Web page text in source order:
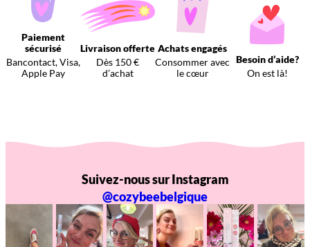
Paiement
sécurisé
Bancontact, Visa,
Apple Pay
Livraison offerte
Dès 150 €
d’achat
Achats engagés
Consommer avec
le cœur
Besoin d’aide?
On est là!
Suivez-nous sur Instagram
@cozybeebelgique